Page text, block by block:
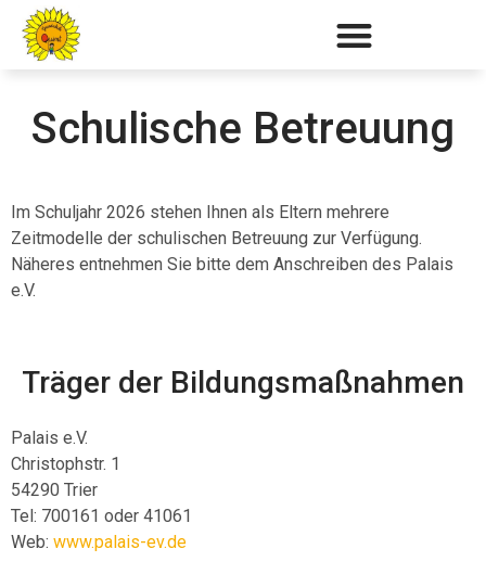
Schulische Betreuung
Im Schuljahr 2026 stehen Ihnen als Eltern mehrere
Zeitmodelle der schulischen Betreuung zur Verfügung.
Näheres entnehmen Sie bitte dem Anschreiben des Palais
e.V.
Träger der Bildungsmaßnahmen
Palais e.V.
Christophstr. 1
54290 Trier
Tel: 700161 oder 41061
Web: www.palais-ev.de